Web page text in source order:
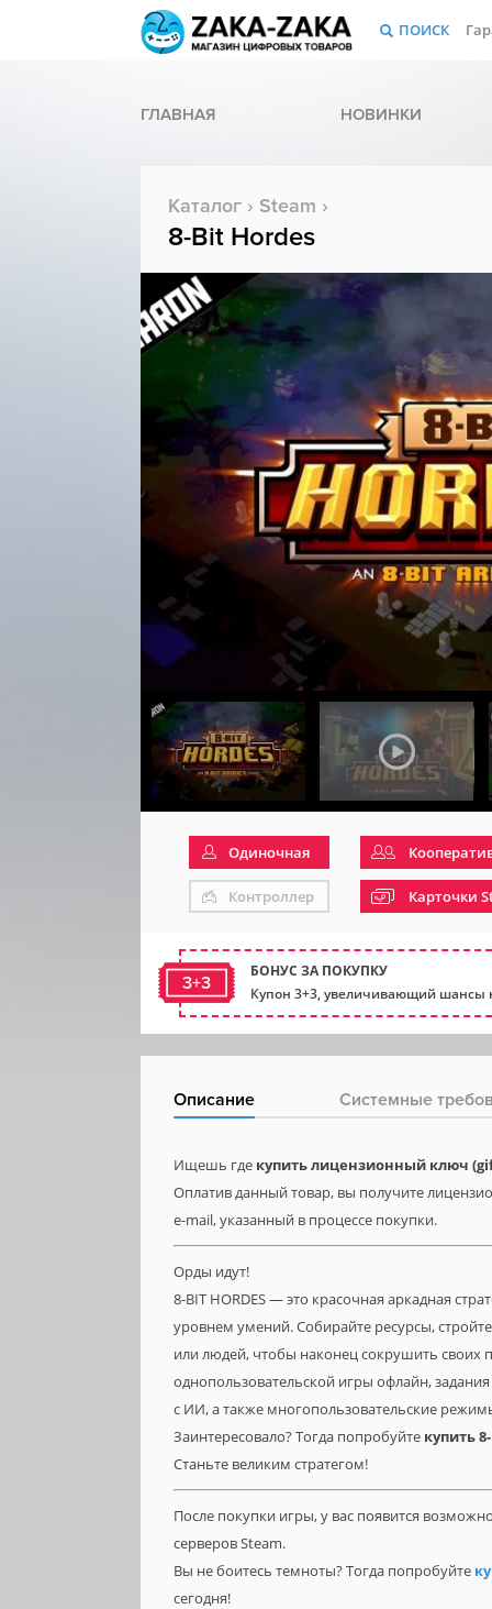
ПОИСК
ГЛАВНАЯ НОВИНКИ
Каталог › Steam ›
8-Bit Hordes
Одиночная
Контроллер Карточки
3+3
БОНУС ЗА ПОКУПКУ
Купон 3+3, увеличивающий шансы
Описание Системные
Ищешь где купить лицензионный ключ
Оплатив данный товар, вы получите
e-mail, указанный в процессе покупки.
Орды идут!
8-BIT HORDES — это красочная аркадная
уровнем умений. Собирайте ресурсы,
или людей, чтобы наконец сокрушить своих
однопользовательской игры офлайн,
с ИИ, а также многопользовательские
Заинтересовало? Тогда попробуйте купить
Станьте великим стратегом!
После покупки игры, у вас появится
серверов Steam.
Вы не боитесь темноты? Тогда попробуйте
сегодня!